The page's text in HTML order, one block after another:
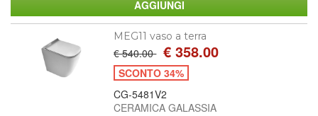
MEG11 vaso a terra
€ 540.00 € 358.00
SCONTO 34%
CG-5481V2
CERAMICA GALASSIA